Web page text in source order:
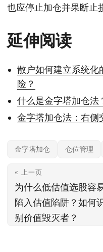
也应停止加仓并果断止
延伸阅读
散户如何建立系统化
险？
什么是金字塔加仓法
金字塔加仓法：右侧
金字塔加仓 仓位管理
« 上一页
为什么低估值选股容
陷入估值陷阱？如何
别价值毁灭者？